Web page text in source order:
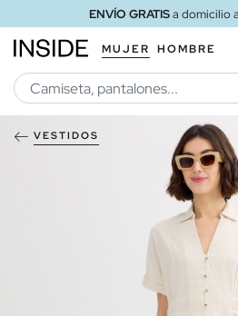
ENVÍO GRATISa domicilio
MUJER HOMBRE
VESTIDOS